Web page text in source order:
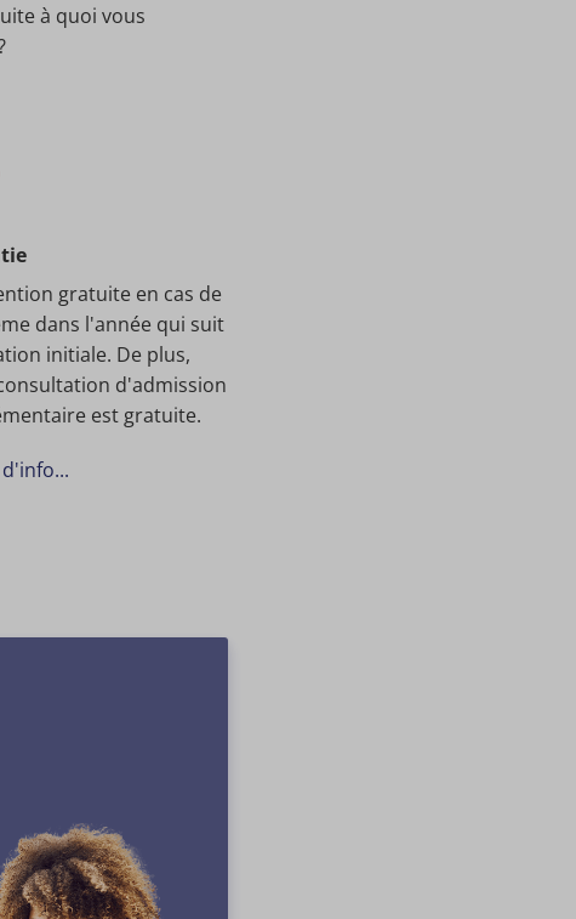
à quoi vous
gratuite en cas de
dans l'année qui suit
initiale. De plus,
d'admission
est gratuite.